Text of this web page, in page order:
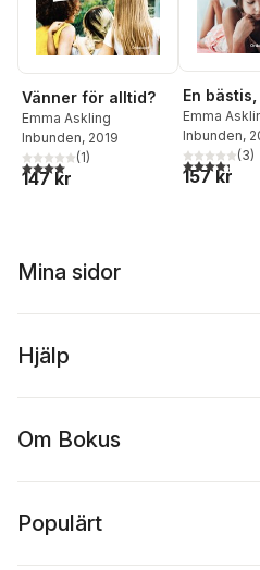
Vänner för alltid?
Emma Askling
Inbunden, 2019
4,0utav 5 stjärnor. Totalt antal röster:
(1)
147 kr
En
Emma
Inbunden,
4,3utav 5(3)
157 kr
Mina sidor
Hjälp
Om Bokus
Populärt